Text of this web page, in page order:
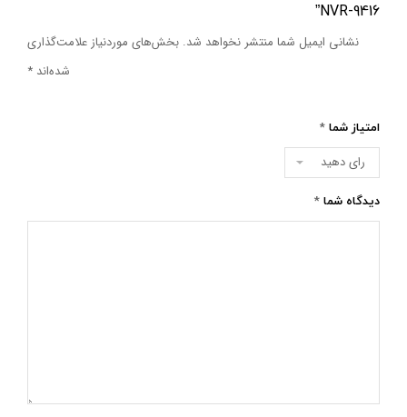
NVR-9416”
نشانی ایمیل شما منتشر نخواهد شد. بخش‌های موردنیاز علامت‌گذاری
شده‌اند *
امتیاز شما *
دیدگاه شما *